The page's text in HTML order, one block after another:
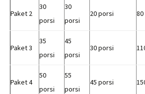
Paket 2
30
porsi
30
porsi
20 porsi
Paket 3
35
porsi
45
porsi
30 porsi
Paket 4
50
porsi
55
porsi
45 porsi